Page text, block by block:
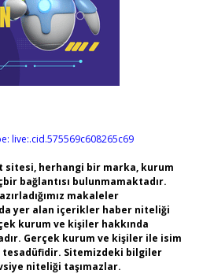
live:.cid.575569c608265c69
sitesi, herhangi bir marka, kurum
bağlantısı bulunmamaktadır.
makaleler
yer alan içerikler haber niteliği
kurum ve kişiler hakkında
Gerçek kurum ve kişiler ile isim
Sitemizdeki bilgiler
niteliği taşımazlar.